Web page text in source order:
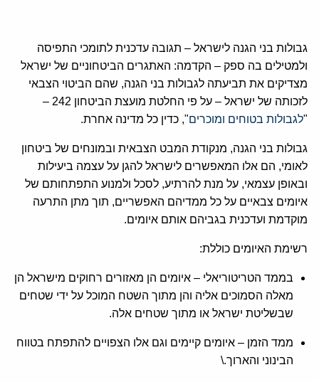
גבולות בני הגנה לישראל – תגובה עדכנית לתומכי התפיסה
ולמטילים בה ספק – הקדמה: האתגרים הביטחוניים של ישראל
מצדיקים את תביעתה לגבולות בני הגנה, שהם הביטוי הצבאי
לזכותה של ישראל – על פי החלטת מועצת הביטחון 242 –
"לגבולות בטוחים ומוכרים", כדין כל מדינה אחרת.
גבולות בני הגנה, מנקודת המבט הצבאית ובמונחים של ביטחון
לאומי, הם אלו המאפשרים לישראל להגן על עצמה ביעילות
ובאופן עצמאי, על מנת להרתיע, לסכל ולמנוע התפתחותם של
איומים צבאיים על כל ממדיהם האפשריים, תוך מתן התרעה
מוקדמת ועדכנית בגביהם אותם איומים.
רשימת האיומים כוללת:
בממד הטריטוריאלי – איומים הן מאזורים רחוקים מישראל הן
מאלה הסמוכים אליה והן מתוך השטח המוכל על ידי שטחים
שבשליטת ישראל או מתוך שטחים אלה.
ממד הזמן – איומים קיימים וגם אלו הצפויים להתפתח בטווח
הבינוני והארוך.\